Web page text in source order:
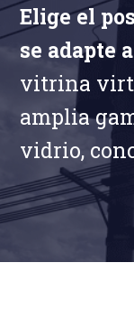
Elige el
se adapte
vitrina
amplia
vidrio,